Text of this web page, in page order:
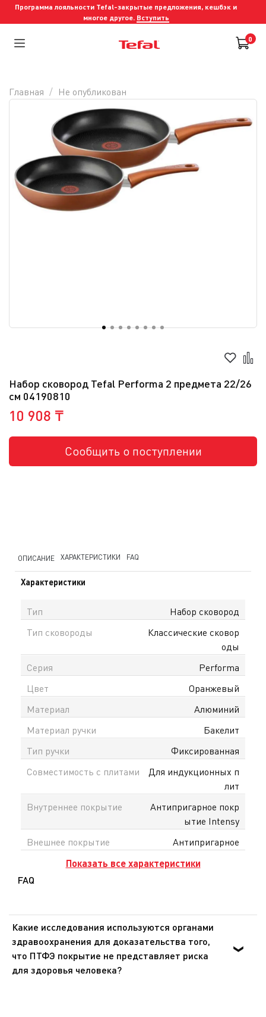
Программа лояльности Tefal-закрытые предложения, кешбэк и
многое другое. Вступить
0
Набор сковород Tefal Performa 2 предмета 22/26
см 04190810
10 908 ₸
Сообщить о поступлении
Главная Не опубликован
ОПИСАНИЕ ХАРАКТЕРИСТИКИ FAQ
Характеристики
Тип
Набор сковород
Тип сковороды
Классические сковор
оды
Серия
Performa
Цвет
Оранжевый
Материал
Алюминий
Материал ручки
Бакелит
Тип ручки
Фиксированная
Совместимость с плитами
Для индукционных п
лит
Внутреннее покрытие
Антипригарное покр
ытие Intensy
Внешнее покрытие
Антипригарное
Показать все характеристики
FAQ
Какие исследования используются органами
здравоохранения для доказательства того,
что ПТФЭ покрытие не представляет риска
для здоровья человека?